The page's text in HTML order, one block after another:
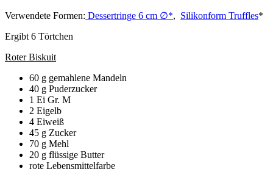
Verwendete Formen: Dessertringe 6 cm ∅*, Silikonform Truffles*
Ergibt 6 Törtchen
Roter Biskuit
60 g gemahlene Mandeln
40 g Puderzucker
1 Ei Gr. M
2 Eigelb
4 Eiweiß
45 g Zucker
70 g Mehl
20 g flüssige Butter
rote Lebensmittelfarbe